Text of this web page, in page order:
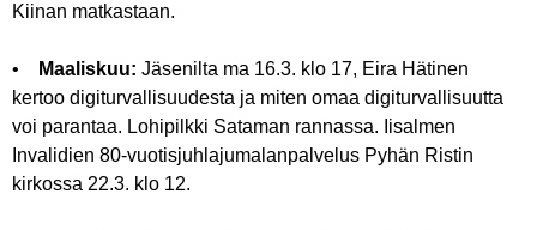
Kiinan matkastaan.
• Maaliskuu: Jäsenilta ma 16.3. klo 17, Eira Hätinen
kertoo digiturvallisuudesta ja miten omaa digiturvallisuutta
voi parantaa. Lohipilkki Sataman rannassa. Iisalmen
Invalidien 80-vuotisjuhlajumalanpalvelus Pyhän Ristin
kirkossa 22.3. klo 12.